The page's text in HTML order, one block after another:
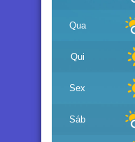
Qua
Qui
Sex
Sáb